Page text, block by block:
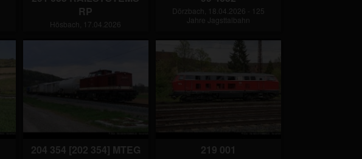
RP
Hösbach, 17.04.2026
Dörzbach, 18.04.2026 - 125
Jahre Jagsttalbahn
204 354 [202 354] MTEG
219 001